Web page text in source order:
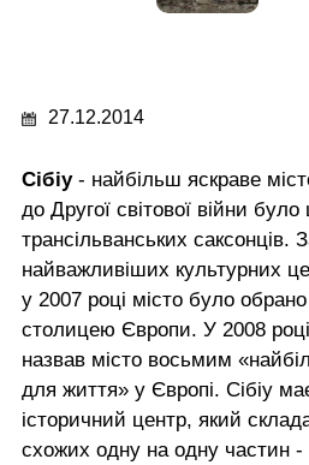
27.12.2014
Сібіу - найбільш яскраве
до Другої світової війни
трансільванських саксонців.
найважливіших культурних
у 2007 році місто було
столицею Європи. У 2008
назвав місто восьмим
для життя» у Європі. Сібіу
історичний центр, який
схожих одну на одну частин -